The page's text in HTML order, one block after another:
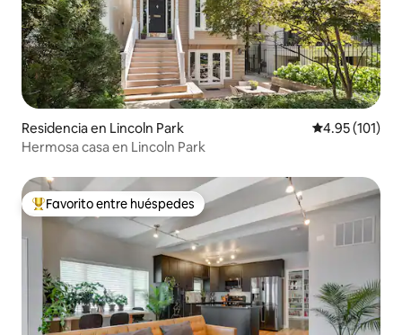
Residencia en Lincoln Park Calificación
4.95 (101)
Hermosa casa en Lincoln Park
De los mejores en Favorito entre huéspedes
Favorito entre huéspedes